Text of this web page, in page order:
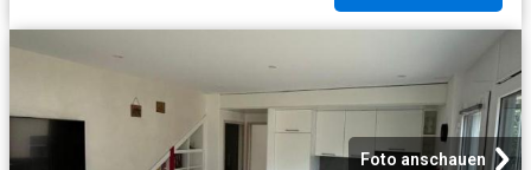
Foto anschauen